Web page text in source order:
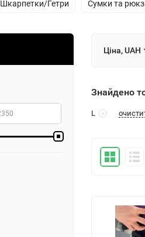
Шкарпетки/Гетри Сумки та
Ціна, UAH
Знайдено
L